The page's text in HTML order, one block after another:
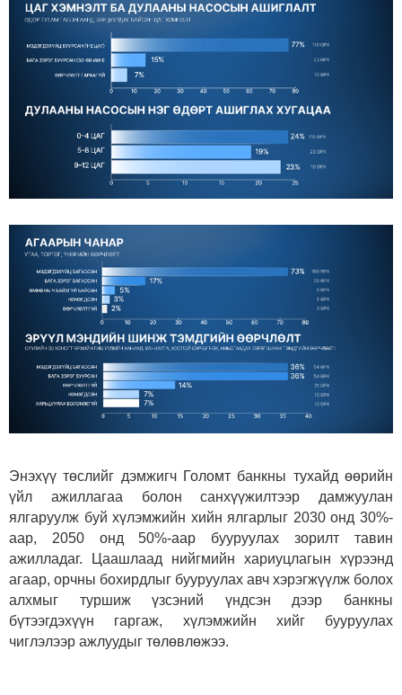
Энэхүү төслийг дэмжигч Голомт банкны тухайд өөрийн
үйл ажиллагаа болон санхүүжилтээр дамжуулан
ялгаруулж буй хүлэмжийн хийн ялгарлыг 2030 онд 30%-
аар, 2050 онд 50%-аар бууруулах зорилт тавин
ажилладаг. Цаашлаад нийгмийн хариуцлагын хүрээнд
агаар, орчны бохирдлыг бууруулах авч хэрэгжүүлж болох
алхмыг туршиж үзсэний үндсэн дээр банкны
бүтээгдэхүүн гаргаж, хүлэмжийн хийг бууруулах
чиглэлээр ажлуудыг төлөвлөжээ.